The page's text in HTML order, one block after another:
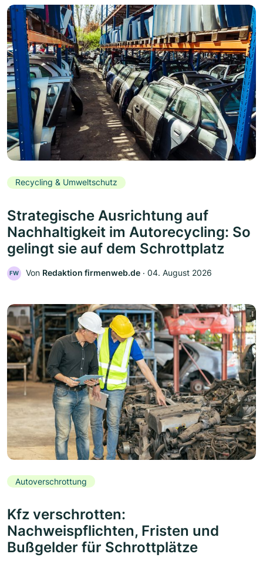
Recycling & Umweltschutz
Strategische Ausrichtung auf
Nachhaltigkeit im Autorecycling: So
gelingt sie auf dem Schrottplatz
FW Von Redaktion firmenweb.de ‧ 04. August 2026
Autoverschrottung
Kfz verschrotten:
Nachweispflichten, Fristen und
Bußgelder für Schrottplätze